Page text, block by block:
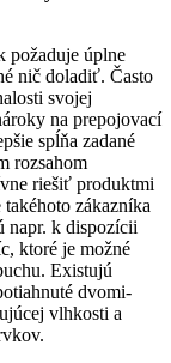
požaduje úplne
nič doladiť. Často
svojej
na prepojovací
spĺňa zadané
rozsahom
riešiť produktmi
zákazníka
napr. k dispozícii
ktoré je možné
Existujú
dvomi-
vlhkosti a